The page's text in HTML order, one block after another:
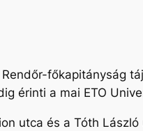
főkapitányság
érinti a mai ETO
utca és a Tóth